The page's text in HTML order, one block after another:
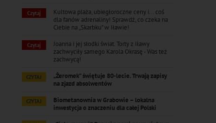
Czytaj
Kultowa plaża, ubiegłoroczne ceny i... coś
dla fanów adrenaliny! Sprawdź, co czeka na
Ciebie na „Skarbku” w Iławie!
Czytaj
Joanna i jej słodki świat. Torty z Iławy
zachwyciły samego Karola Okrasę - Was też
zachwycą!
CZYTAJ
„Żeromek” świętuje 80-lecie. Trwają zapisy
na zjazd absolwentów
CZYTAJ
Biometanownia w Grabowie – lokalna
inwestycja o znaczeniu dla całej Polski